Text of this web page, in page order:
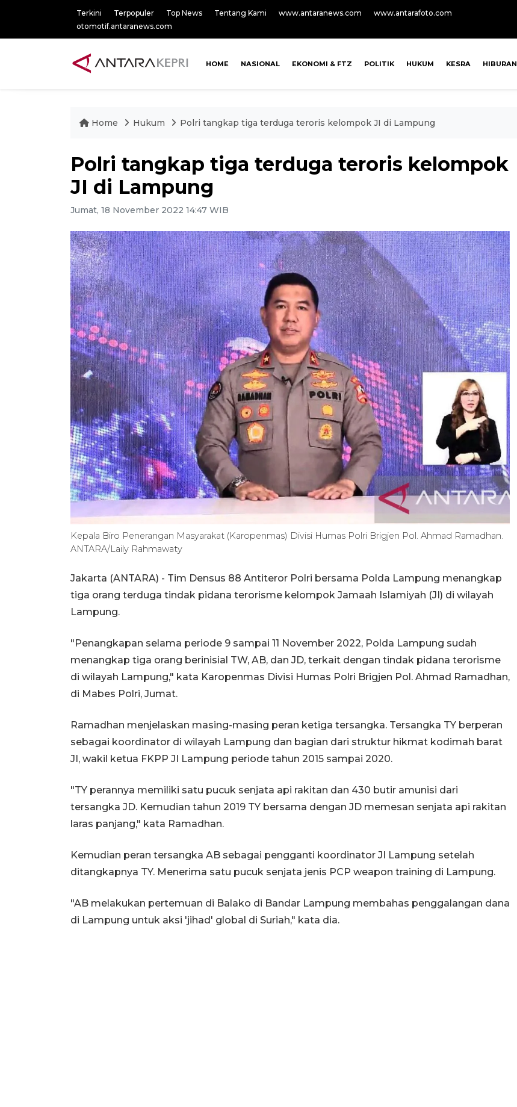
Terkini Terpopuler Top News Tentang Kami www.antaranews.com
www.antarafoto.com
otomotif.antaranews.com
HOME NASIONAL EKONOMI & FTZ POLITIK HUKUM KESRA HIBURAN
Home Hukum Polri tangkap tiga terduga teroris kelompok JI di Lampung
Polri tangkap tiga terduga teroris kelompok
JI di Lampung
Jumat, 18 November 2022 14:47 WIB
Kepala Biro Penerangan Masyarakat (Karopenmas) Divisi Humas Polri Brigjen Pol. Ahmad Ramadhan.
ANTARA/Laily Rahmawaty
Jakarta (ANTARA) - Tim Densus 88 Antiteror Polri bersama Polda Lampung menangkap
tiga orang terduga tindak pidana terorisme kelompok Jamaah Islamiyah (JI) di wilayah
Lampung.
"Penangkapan selama periode 9 sampai 11 November 2022, Polda Lampung sudah
menangkap tiga orang berinisial TW, AB, dan JD, terkait dengan tindak pidana terorisme
di wilayah Lampung," kata Karopenmas Divisi Humas Polri Brigjen Pol. Ahmad Ramadhan,
di Mabes Polri, Jumat.
Ramadhan menjelaskan masing-masing peran ketiga tersangka. Tersangka TY berperan
sebagai koordinator di wilayah Lampung dan bagian dari struktur hikmat kodimah barat
JI, wakil ketua FKPP JI Lampung periode tahun 2015 sampai 2020.
"TY perannya memiliki satu pucuk senjata api rakitan dan 430 butir amunisi dari
tersangka JD. Kemudian tahun 2019 TY bersama dengan JD memesan senjata api rakitan
laras panjang," kata Ramadhan.
Kemudian peran tersangka AB sebagai pengganti koordinator JI Lampung setelah
ditangkapnya TY. Menerima satu pucuk senjata jenis PCP weapon training di Lampung.
"AB melakukan pertemuan di Balako di Bandar Lampung membahas penggalangan dana
di Lampung untuk aksi 'jihad' global di Suriah," kata dia.